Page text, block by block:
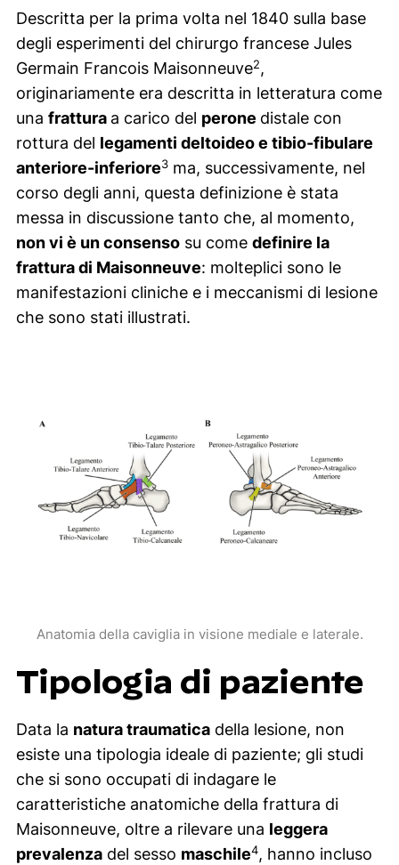
Descritta per la prima volta nel 1840 sulla base
degli esperimenti del chirurgo francese Jules
Germain Francois Maisonneuve2,
originariamente era descritta in letteratura come
una frattura a carico del perone distale con
rottura del legamenti deltoideo e tibio-fibulare
anteriore-inferiore3ma, successivamente, nel
corso degli anni, questa definizione è stata
messa in discussione tanto che, al momento,
non vi è un consensosu come definire la
frattura di Maisonneuve: molteplici sono le
manifestazioni cliniche e i meccanismi di lesione
che sono stati illustrati.
Anatomia della caviglia in visione mediale e laterale.
Tipologia di paziente
Data la natura traumaticadella lesione, non
esiste una tipologia ideale di paziente; gli studi
che si sono occupati di indagare le
caratteristiche anatomiche della frattura di
Maisonneuve, oltre a rilevare una leggera
prevalenzadel sesso maschile4, hanno incluso